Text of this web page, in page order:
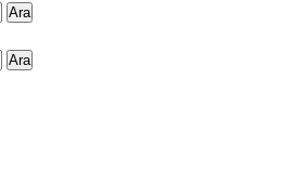
Ara
Ara